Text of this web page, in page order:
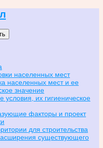
населенных мест
населенных мест и ее
значение
условия, их гигиеническое
факторы и проект
для строительства
существующего